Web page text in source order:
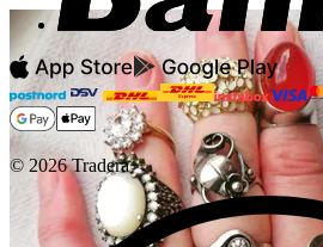
© 2026Tradera